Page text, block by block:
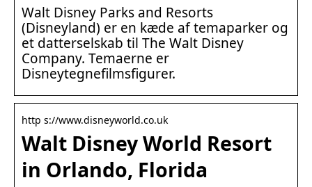
Walt Disney Parks and Resorts
(Disneyland) er en kæde af temaparker og
et datterselskab til The Walt Disney
Company. Temaerne er
Disneytegnefilmsfigurer.
http s://www.disneyworld.co.uk
Walt Disney World Resort
in Orlando, Florida